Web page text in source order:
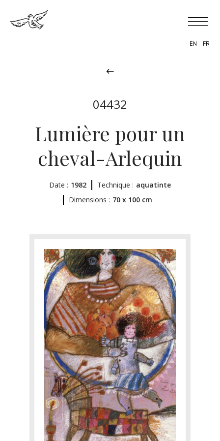
Yourra!
BIOGRAPHY
THEMES
THE WORK
EXHIBITIONS
EXPERTISE
CATALOGUE RAISONNÉ
E-SHOP
CONTACT
EN FR
04432
Lumière pour un
cheval-Arlequin
Date : 1982 Technique : aquatinte
Dimensions : 70 x 100 cm